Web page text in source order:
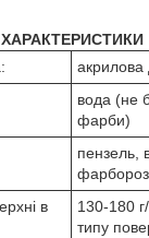
ХАРАКТЕРИСТИКИ
акрилова
вода (не
фарби)
пензель,
в
130-180
типу